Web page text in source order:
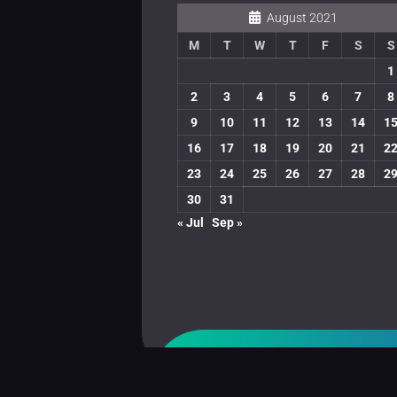
August 2021
M
T W T F S
S
1
2
3 4 5 6 7
8
9
10 11 12 13 14
15
16
17 18 19 20 21
22
23
24 25 26 27 28
29
30
31
« Jul
Sep »